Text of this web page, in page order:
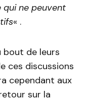
qui ne peuvent
« .
bout de leurs
ces discussions
cependant aux
sur la